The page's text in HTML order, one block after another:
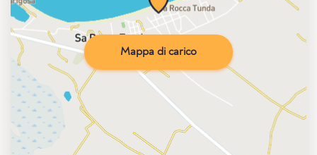
Mappa di carico